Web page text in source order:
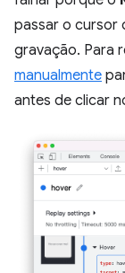
passar o cursor
gravação. Para
manualmente
antes de clicar